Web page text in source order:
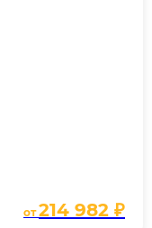
от214 982 ₽